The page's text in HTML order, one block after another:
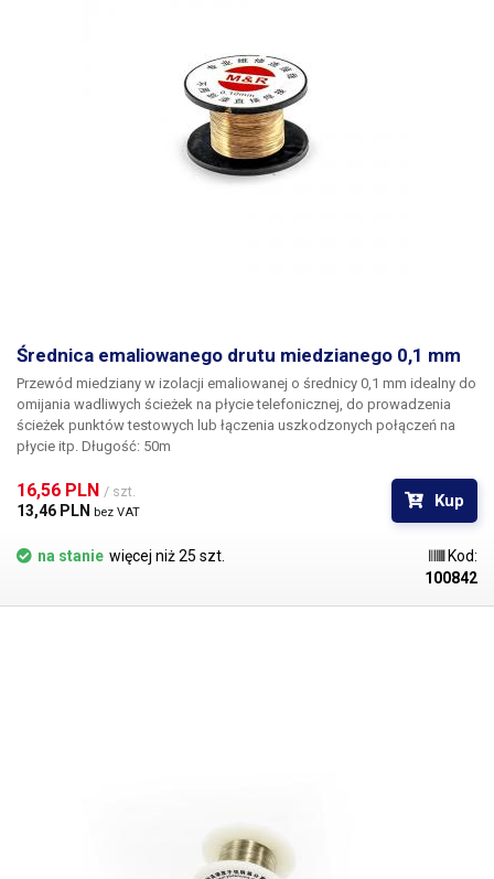
Średnica emaliowanego drutu miedzianego 0,1 mm
Przewód miedziany w izolacji emaliowanej o średnicy 0,1 mm idealny do
omijania wadliwych ścieżek na płycie telefonicznej, do prowadzenia
ścieżek punktów testowych lub łączenia uszkodzonych połączeń na
płycie itp. Długość: 50m
16,56 PLN / szt.
13,46 PLN bez VAT
Kup
na stanie więcej niż 25 szt.
Kod:
100842